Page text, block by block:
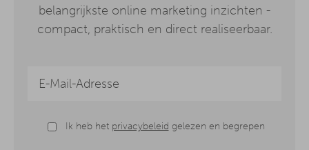
belangrijkste online marketing inzichten -
compact, praktisch en direct realiseerbaar.
Ik heb het privacybeleid gelezen en begrepen